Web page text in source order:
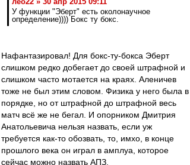
У функции "Эберт" есть околонаучное
определение)))) Бокс ту бокс.
Нафантазировал! Для бокс-ту-бокса Эберт
слишком редко добегает до своей штрафной и
слишком часто мотается на краях. Аленичев
тоже не был этим словом. Физика у него была в
порядке, но от штрафной до штрафной весь
матч всё же не бегал. И опорником Дмитрия
Анатольевича нельзя назвать, если уж
требуется как-то обозвать, то, имхо, в конце
прошлого века он играл в амплуа, которое
сейчас можно назвать АПЗ.